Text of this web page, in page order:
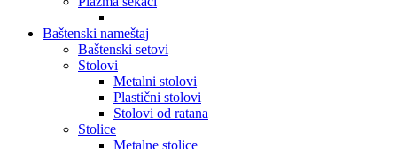
Baštenski nameštaj
Baštenski setovi
Stolovi
Metalni stolovi
Plastični stolovi
Stolovi od ratana
Stolice
Metalne stolice